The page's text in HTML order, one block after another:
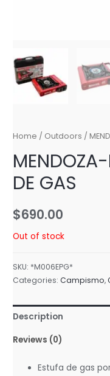
Home / Outdoors /
MENDOZA-
DE GAS
$690.00
Out of stock
SKU: *M006EPG*
Categories:Campismo,
Description
Reviews (0)
Estufa de gas